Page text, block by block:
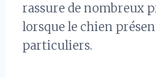
rassure de nombreux
lorsque le chien
particuliers.